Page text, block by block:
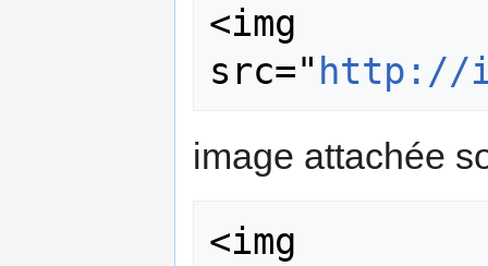
<img
src=" http://
image attachée
<img